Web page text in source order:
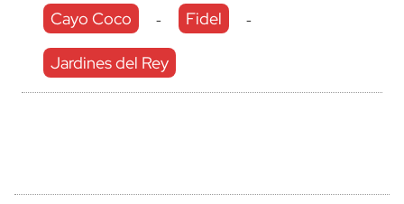
Cayo Coco - Fidel -
Jardines del Rey